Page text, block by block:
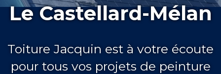
Le Castellard-Mélan
Toiture Jacquin est à votre écoute
pour tous vos projets de peinture